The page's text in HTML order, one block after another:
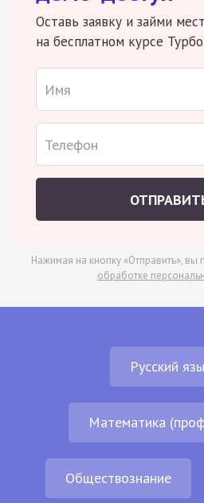
Оставь заявку и займи
на бесплатном курсе
Нажимая на кнопку «Отправить», вы
обработке
Русский
Математика
Обществознание